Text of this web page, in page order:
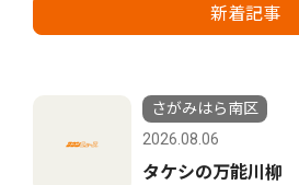
新着記事
さがみはら南区
2026.08.06
タケシの万能川柳